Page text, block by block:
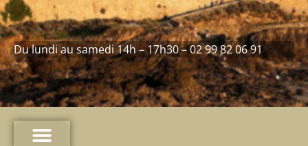
Du lundi au samedi 14h – 17h30 – 02 99 82 06 91